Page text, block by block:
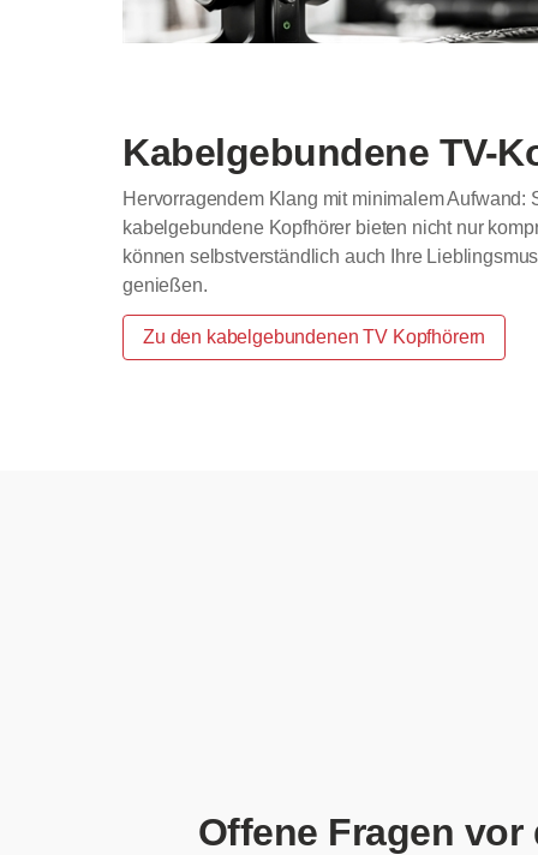
Kabelgebundene TV-
Hervorragendem Klang mit minimalem
kabelgebundene Kopfhörer bieten nicht nur
können selbstverständlich auch Ihre
genießen.
Zu den kabelgebundenen TV Kopfhörern
Offene Fragen vor